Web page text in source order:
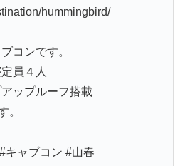
hummingbird/
コンです。
員４人
ップルーフ搭載
。
キャブコン #山春